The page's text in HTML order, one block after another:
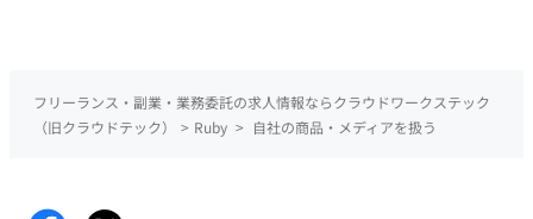
フリーランス・副業・業務委託の求人情報ならクラウドワークステック
（旧クラウドテック）
> Ruby > 自社の商品・メディアを扱う